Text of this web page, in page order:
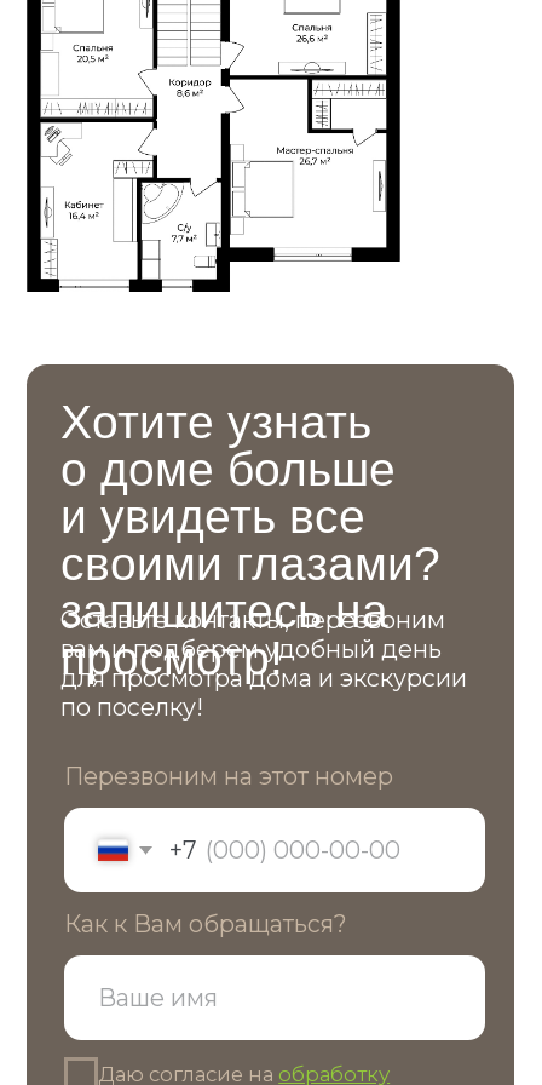
для просмотра дома и экскурсии
по поселку!
Перезвоним на этот номер
+7
Как к Вам обращаться?
Остались вопросы?
Свяжитесь с нами или приезжайте
в офис продаж
Сходня кп «Сходня Лайф»
Адрес
+7 (495) 021 95-96
Телефон
Контакты